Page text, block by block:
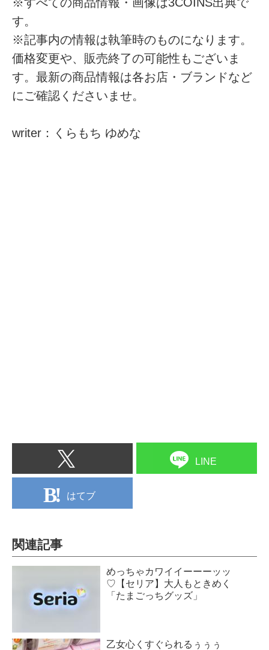
す。
※記事内の情報は執筆時のものになります。
価格変更や、販売終了の可能性もございま
す。最新の商品情報は各お店・ブランドなど
にご確認くださいませ。
writer：くらもち ゆめな
LINE
はてブ
関連記事
めっちゃカワイイーーーッッ
♡【セリア】大人もときめく
「たまごっちグッズ」
乙女心くすぐられるぅぅぅ